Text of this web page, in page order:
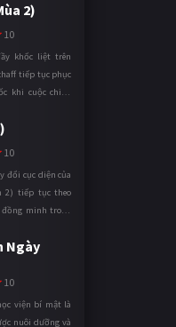
2)
10
khốc liệt trên
tiếp tục phục
khi cuộc chiến
10
đổi cục diện của
2) tiếp tục theo
đồng minh trong
Ngày
10
viện bí mật là
nuôi dưỡng và